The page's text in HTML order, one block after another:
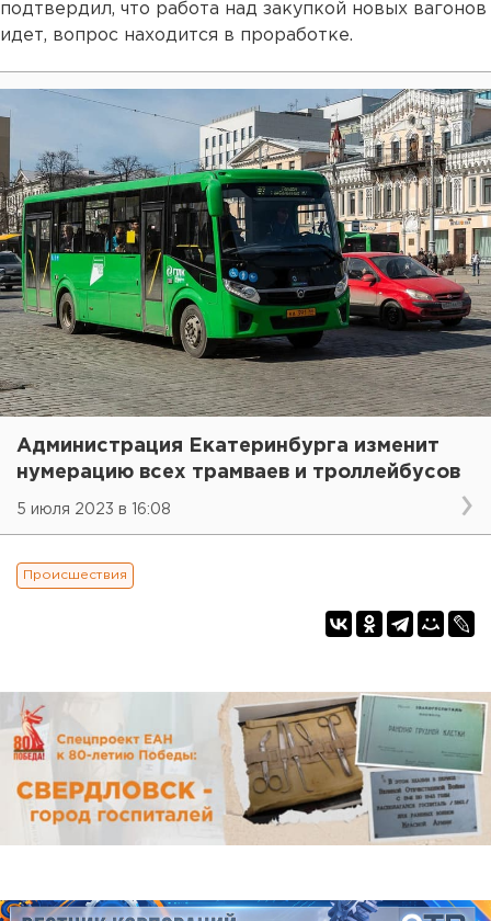
подтвердил, что работа над закупкой новых вагонов
идет, вопрос находится в проработке.
Администрация Екатеринбурга изменит
нумерацию всех трамваев и троллейбусов
5 июля 2023 в 16:08
Происшествия